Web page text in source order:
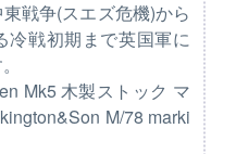
戦争(スエズ危機)から
冷戦初期まで英国軍に
Mk5 木製ストック マ
M/78 marki